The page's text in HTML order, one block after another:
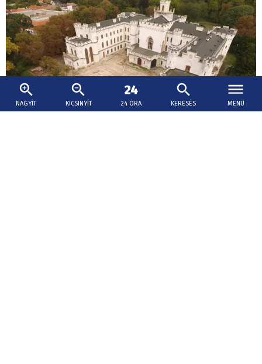
NAGYÍT KICSINYÍT 24 ÓRA KERESÉS MENÜ